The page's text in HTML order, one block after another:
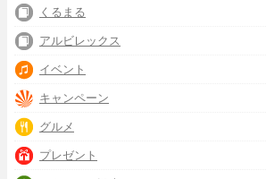
くるまる
アルビレックス
イベント
キャンペーン
グルメ
プレゼント